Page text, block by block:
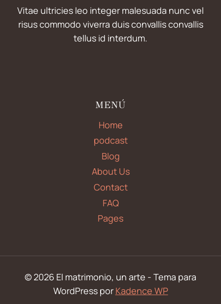
EL
PERDÓN
EN
Vitae ultricies leo integer malesuada nunc vel
risus commodo viverra duis convallis convallis
tellus id interdum.
MENÚ
Home
podcast
Blog
About Us
Contact
FAQ
Pages
© 2026 El matrimonio, un arte - Tema para
WordPress por Kadence WP